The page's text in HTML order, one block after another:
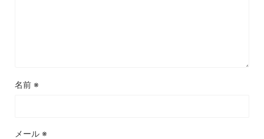
名前 ※
メール ※